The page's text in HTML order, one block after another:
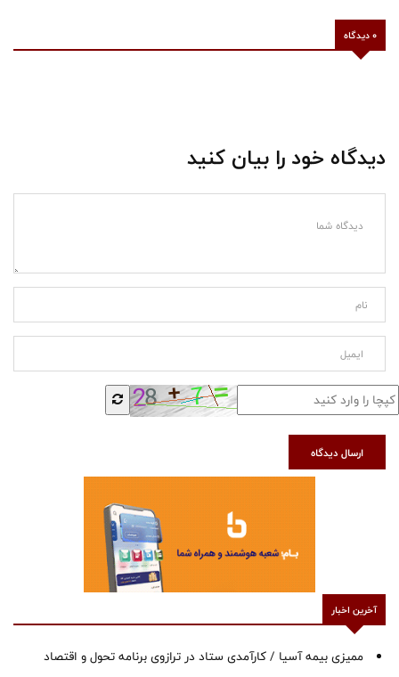
0 دیدگاه
دیدگاه خود را بیان کنید
ارسال دیدگاه
آخرین اخبار
ممیزی بیمه آسیا / کارآمدی ستاد در ترازوی برنامه تحول و اقتصاد